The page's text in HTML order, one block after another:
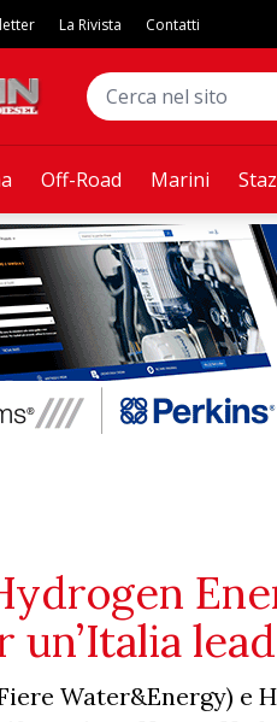
Off-Road Marini
La Rivista Contatti
un’Italia
Water&Energy) e